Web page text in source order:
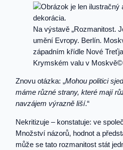
Na výstavě „Rozmanitost.
umění Evropy. Berlín.
západním křídle Nové
Krymském valu v
Znovu otázka: „Mohou politici
máme různé strany, které mají
navzájem výrazně liší.“
Nekritizuje – konstatuje: ve
Množství názorů, hodnot a
může se tato rozmanitost stát